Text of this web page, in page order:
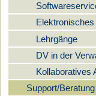
Lehrgänge
DV in der
Kollaboratives
Support/Beratung